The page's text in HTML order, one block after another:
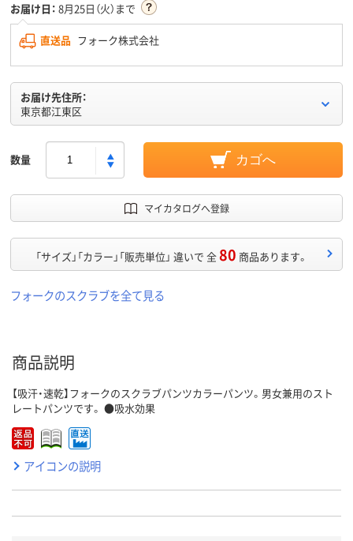
お届け日： 8月25日（火）まで
直送品 フォーク株式会社
お届け先住所：
東京都江東区
数量 カゴへ
マイカタログへ登録
「サイズ」「カラー」「販売単位」 違いで 全80 商品あります。
フォークのスクラブを全て見る
商品説明
【吸汗・速乾】フォークのスクラブパンツカラーパンツ。男女兼用のスト
レートパンツです。 ●吸水効果
アイコンの説明